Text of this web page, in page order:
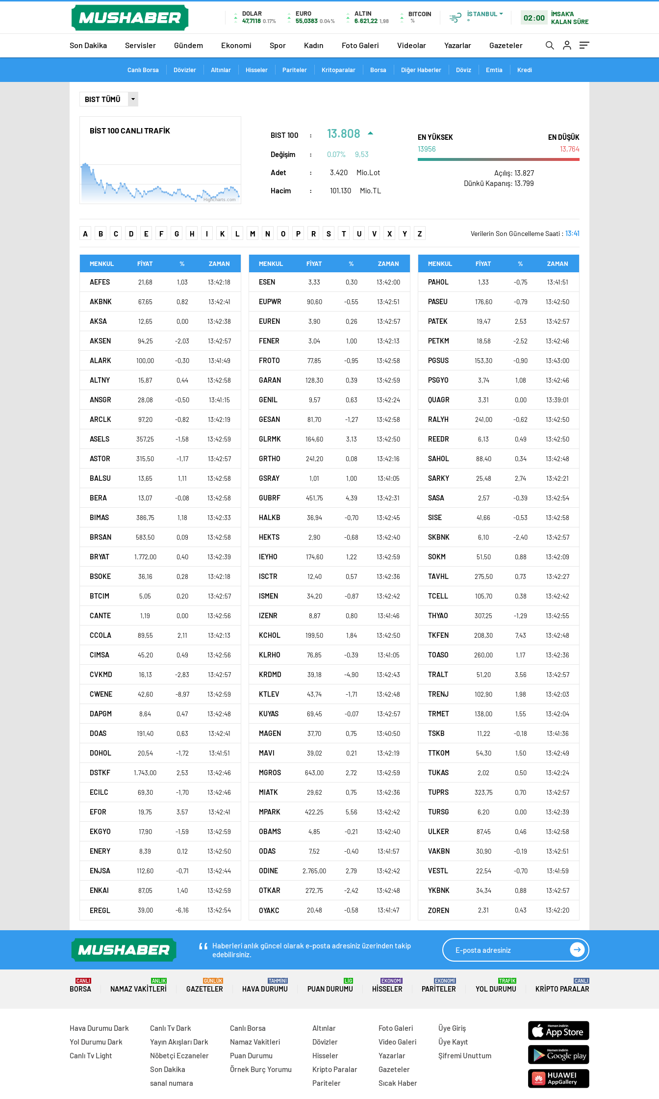
DOLAR
47,7118 0.17%
EURO
55,0383 0.04%
ALTIN
6.621,22 1,98
BITCOIN
%
İSTANBUL
°
02:00
İMSAK'A
KALAN SÜRE
Son Dakika Servisler Gündem Ekonomi Spor Kadın Foto Galeri Videolar Yazarlar Gazeteler
Canlı Borsa Dövizler Altınlar Hisseler Pariteler Kritoparalar Borsa Diğer Haberler Döviz Emtia Kredi
BİST 100 CANLI TRAFİK
Highcharts.com
BIST 100 : 13.808
Değişim : 0.07% 9,53
Adet : 3.420 Mio.Lot
Hacim : 101.130 Mio.TL
EN YÜKSEK
13956
EN DÜŞÜK
13,764
Açılış: 13.827
Dünkü Kapanış: 13.799
A B C D E F G H I K L M N O P R S T U V X Y Z Verilerin Son Güncelleme Saati : 13:41
MENKUL FİYAT % ZAMAN
AEFES 21,68 1,03 13:42:18
AKBNK 67,65 0,82 13:42:41
AKSA 12,65 0,00 13:42:38
AKSEN 94,25 -2,03 13:42:57
ALARK 100,00 -0,30 13:41:49
ALTNY 15,87 0,44 13:42:58
ANSGR 28,08 -0,50 13:41:15
ARCLK 97,20 -0,82 13:42:19
ASELS 357,25 -1,58 13:42:59
ASTOR 315,50 -1,17 13:42:57
BALSU 13,65 1,11 13:42:58
BERA 13,07 -0,08 13:42:58
BIMAS 386,75 1,18 13:42:33
BRSAN 583,50 0,09 13:42:58
BRYAT 1.772,00 0,40 13:42:39
BSOKE 36,16 0,28 13:42:18
BTCIM 5,05 0,20 13:42:57
CANTE 1,19 0,00 13:42:56
CCOLA 89,55 2,11 13:42:13
CIMSA 45,20 0,49 13:42:56
CVKMD 16,13 -2,83 13:42:57
CWENE 42,60 -8,97 13:42:59
DAPGM 8,64 0,47 13:42:48
DOAS 191,40 0,63 13:42:41
DOHOL 20,54 -1,72 13:41:51
DSTKF 1.743,00 2,53 13:42:46
ECILC 69,30 -1,70 13:42:46
EFOR 19,75 3,57 13:42:41
EKGYO 17,90 -1,59 13:42:59
ENERY 8,39 0,12 13:42:50
ENJSA 112,60 -0,71 13:42:44
ENKAI 87,05 1,40 13:42:59
EREGL 39,00 -6,16 13:42:54
MENKUL FİYAT % ZAMAN
ESEN 3,33 0,30 13:42:00
EUPWR 90,60 -0,55 13:42:51
EUREN 3,90 0,26 13:42:57
FENER 3,04 1,00 13:42:13
FROTO 77,85 -0,95 13:42:58
GARAN 128,30 0,39 13:42:59
GENIL 9,57 0,63 13:42:24
GESAN 81,70 -1,27 13:42:58
GLRMK 164,60 3,13 13:42:50
GRTHO 241,20 0,08 13:42:16
GSRAY 1,01 1,00 13:41:05
GUBRF 451,75 4,39 13:42:31
HALKB 36,94 -0,70 13:42:45
HEKTS 2,90 -0,68 13:42:40
IEYHO 174,60 1,22 13:42:59
ISCTR 12,40 0,57 13:42:36
ISMEN 34,20 -0,87 13:42:42
IZENR 8,87 0,80 13:41:46
KCHOL 199,50 1,84 13:42:50
KLRHO 76,85 -0,39 13:41:05
KRDMD 39,18 -4,90 13:42:43
KTLEV 43,74 -1,71 13:42:48
KUYAS 69,45 -0,07 13:42:57
MAGEN 37,70 0,75 13:40:50
MAVI 39,02 0,21 13:42:19
MGROS 643,00 2,72 13:42:59
MIATK 29,62 0,75 13:42:36
MPARK 422,25 5,56 13:42:42
OBAMS 4,85 -0,21 13:42:40
ODAS 7,52 -0,40 13:41:57
ODINE 2.765,00 2,79 13:42:42
OTKAR 272,75 -2,42 13:42:48
OYAKC 20,48 -0,58 13:41:47
MENKUL FİYAT % ZAMAN
PAHOL 1,33 -0,75 13:41:51
PASEU 176,60 -0,79 13:42:50
PATEK 19,47 2,53 13:42:57
PETKM 18,58 -2,52 13:42:46
PGSUS 153,30 -0,90 13:43:00
PSGYO 3,74 1,08 13:42:46
QUAGR 3,31 0,00 13:39:01
RALYH 241,00 -0,62 13:42:50
REEDR 6,13 0,49 13:42:50
SAHOL 88,40 0,34 13:42:48
SARKY 25,48 2,74 13:42:21
SASA 2,57 -0,39 13:42:54
SISE 41,66 -0,53 13:42:58
SKBNK 6,10 -2,40 13:42:57
SOKM 51,50 0,88 13:42:09
TAVHL 275,50 0,73 13:42:27
TCELL 105,70 0,38 13:42:42
THYAO 307,25 -1,29 13:42:55
TKFEN 208,30 7,43 13:42:48
TOASO 260,00 1,17 13:42:36
TRALT 51,20 3,56 13:42:57
TRENJ 102,90 1,98 13:42:03
TRMET 138,00 1,55 13:42:04
TSKB 11,22 -0,18 13:41:36
TTKOM 54,30 1,50 13:42:49
TUKAS 2,02 0,50 13:42:24
TUPRS 323,75 0,70 13:42:57
TURSG 6,20 0,00 13:42:39
ULKER 87,45 0,46 13:42:58
VAKBN 30,90 -0,19 13:42:51
VESTL 22,54 -0,70 13:41:59
YKBNK 34,34 0,88 13:42:57
ZOREN 2,31 0,43 13:42:20
Haberleri anlık güncel olarak e-posta adresiniz üzerinden takip
edebilirsiniz.
BORSA
CANLI
NAMAZ VAKITLERI
ANLIK
GAZETELER
GÜNLÜK
HAVA DURUMU
TAHMİNİ
PUAN DURUMU
LİG
HISSELER
EKONOMİ
PARITELER
EKONOMİ
YOL DURUMU
TRAFİK
KRIPTO PARALAR
CANLI
Hava Durumu Dark
Yol Durumu Dark
Canlı Tv Light
Canlı Tv Dark
Yayın Akışları Dark
Nöbetçi Eczaneler
Son Dakika
sanal numara
Canlı Borsa
Namaz Vakitleri
Puan Durumu
Örnek Burç Yorumu
Altınlar
Dövizler
Hisseler
Kripto Paralar
Pariteler
Foto Galeri
Video Galeri
Yazarlar
Gazeteler
Sıcak Haber
Üye Giriş
Üye Kayıt
Şifremi Unuttum